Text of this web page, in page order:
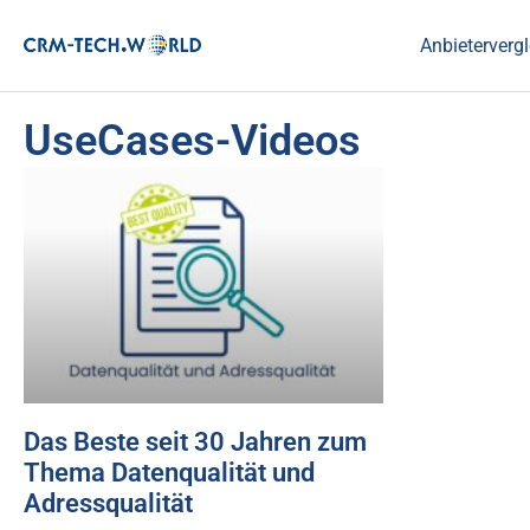
UseCases-Videos
Das Beste seit 30 Jahren zum
Thema Datenqualität und
Adressqualität